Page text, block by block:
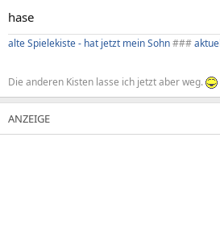
hase
alte Spielekiste - hat jetzt mein Sohn###
Die anderen Kisten lasse ich jetzt aber weg.